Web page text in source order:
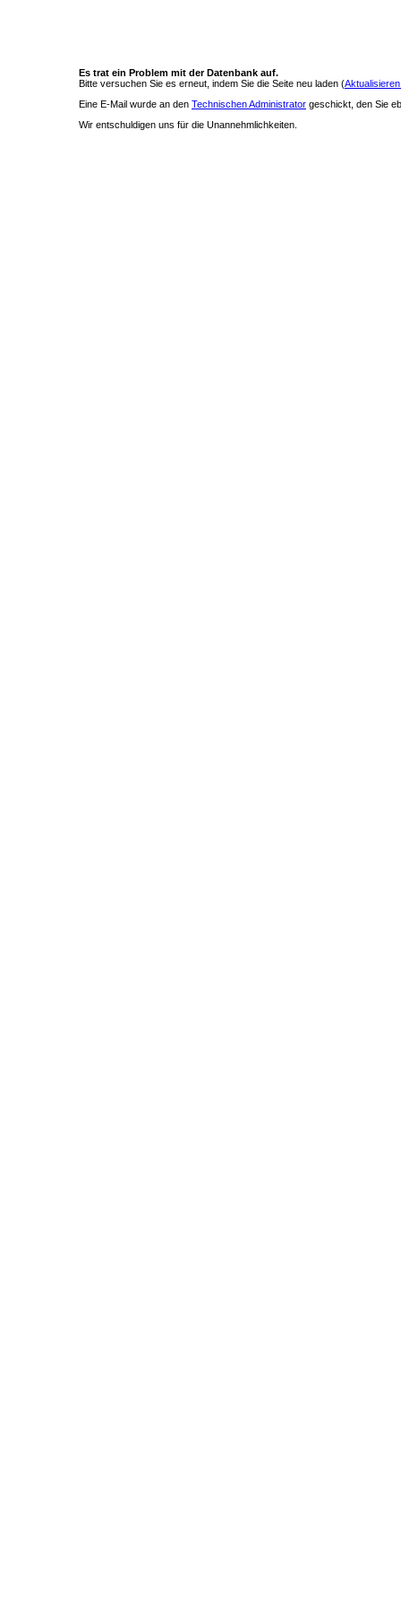
Es trat ein Problem mit der Datenbank auf.
Bitte versuchen Sie es erneut, indem Sie die Seite neu laden (
Eine E-Mail wurde an den Technischen Administrator geschickt, den Sie
Wir entschuldigen uns für die Unannehmlichkeiten.